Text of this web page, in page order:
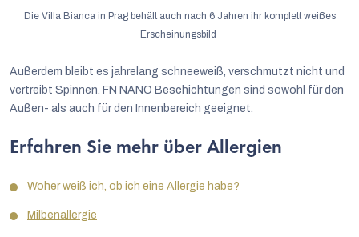
Die Villa Bianca in Prag behält auch nach 6 Jahren ihr komplett weißes
Erscheinungsbild
Außerdem bleibt es jahrelang schneeweiß, verschmutzt nicht und
vertreibt Spinnen. FN NANO Beschichtungen sind sowohl für den
Außen- als auch für den Innenbereich geeignet.
Erfahren Sie mehr über Allergien
Woher weiß ich, ob ich eine Allergie habe?
Milbenallergie